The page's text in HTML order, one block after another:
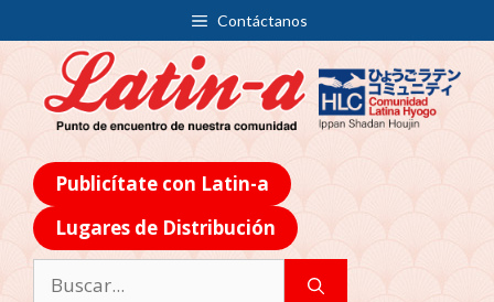
Contáctanos
Publicítate con Latin-a
Lugares de Distribución